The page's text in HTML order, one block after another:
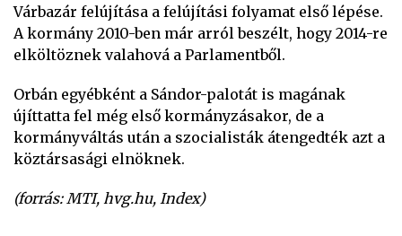
Várbazár felújítása a felújítási folyamat első lépése.
A kormány 2010-ben már arról beszélt, hogy 2014-re
elköltöznek valahová a Parlamentből.
Orbán egyébként a Sándor-palotát is magának
újíttatta fel még első kormányzásakor, de a
kormányváltás után a szocialisták átengedték azt a
köztársasági elnöknek.
(forrás: MTI, hvg.hu, Index)